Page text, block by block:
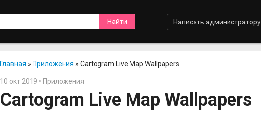
Написать администратору
Главная » Приложения » Cartogram Live Map Wallpapers
10 окт 2019 • Приложения
Cartogram Live Map Wallpapers